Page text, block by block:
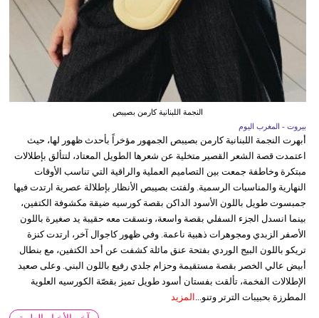
النجمة اللبنانية كارمن بصيبص
بيروت - المغرب اليوم
أبهرت النجمة اللبنانية كارمن بصيبص الجمهور مؤخراً بأحدث ظهور لها، حيث
اعتمدت قصة الشعر القصير متخلية عن شعرها الطويل المعتاد، لتتألق بإطلالات
مبتكرة وخاطفة جمعت بين التصاميم العملية والراقية التي تناسب الأوقات
النهارية والمناسبات الرسمية. ولفتت بصيبص الأنظار بإطلالة عصرية ارتدت فيها
جمبسوت طويل باللون الأسود الداكن بقصة كورسيه ضيقة مكشوفة الكتفين،
بينما انسدل الجزء السفلي بقصة واسعة، ونسقت معه حقيبة يد صغيرة باللون
الأصفر الزبدي ومجوهرات ذهبية ناعمة. وفي ظهور كاجوال آخر، ارتدت كنزة
تريكو باللون البيج الوردي بفتحة عنق مائلة كشفت عن أحد الكتفين، مع بنطال
أبيض عالي الخصر بقصة مستقيمة وحزام جلدي رفيع باللون البني. وعلى صعيد
الإطلالات الفخمة، تألقت بفستان أسود طويل تميز بقصّة الكورسيه العلوية
المطرزة بحبيبات الترتر وتنو...
المزيد